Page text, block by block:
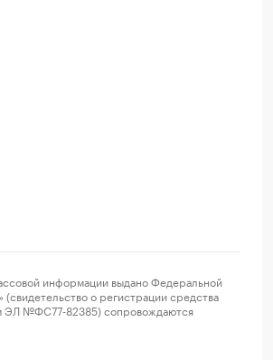
информации выдано Федеральной
о регистрации средства
ЭЛ №ФС77-82385) сопровождаются